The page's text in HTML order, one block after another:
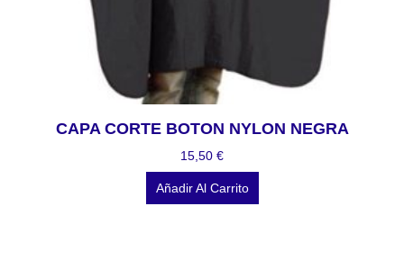
CAPA CORTE BOTON NYLON NEGRA
15,50 €
Añadir Al Carrito